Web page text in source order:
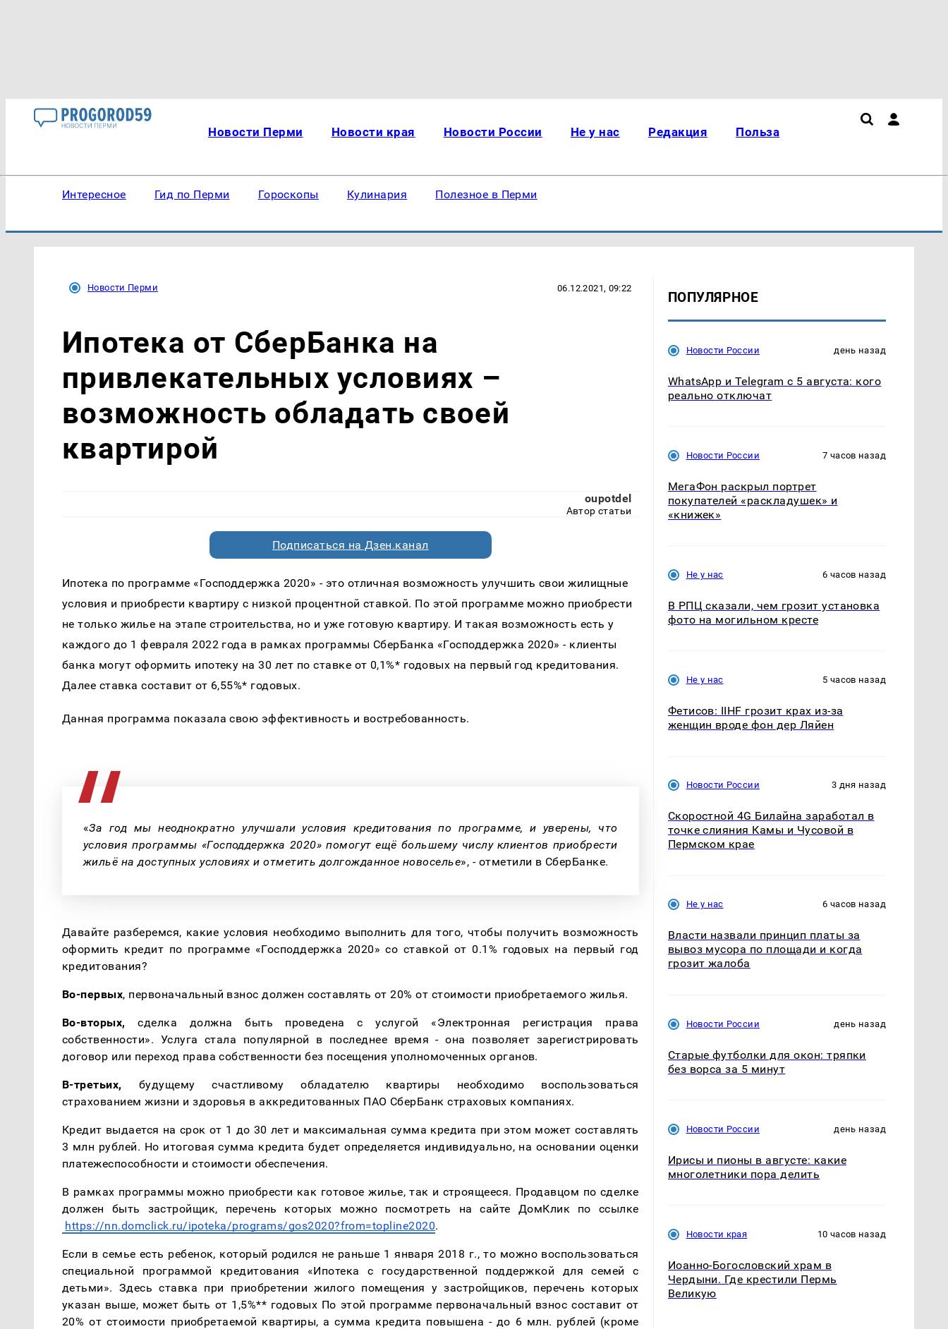
Новости Перми Новости края Новости России Не у нас Редакция Польза
Интересное Гид по Перми Гороскопы Кулинария Полезное в Перми
Новости Перми 06.12.2021, 09:22
Ипотека от СберБанка на
привлекательных условиях –
возможность обладать своей
квартирой
oupotdel
Автор статьи
Подписаться на Дзен.канал
Ипотека по программе «Господдержка 2020» - это отличная возможность улучшить свои жилищные
условия и приобрести квартиру с низкой процентной ставкой. По этой программе можно приобрести
не только жилье на этапе строительства, но и уже готовую квартиру. И такая возможность есть у
каждого до 1 февраля 2022 года в рамках программы СберБанка «Господдержка 2020» - клиенты
банка могут оформить ипотеку на 30 лет по ставке от 0,1%* годовых на первый год кредитования.
Далее ставка составит от 6,55%* годовых.
Данная программа показала свою эффективность и востребованность.
«За год мы неоднократно улучшали условия кредитования по программе, и уверены, что
условия программы «Господдержка 2020» помогут ещё большему числу клиентов приобрести
жильё на доступных условиях и отметить долгожданное новоселье», - отметили в СберБанке.
Давайте разберемся, какие условия необходимо выполнить для того, чтобы получить возможность
оформить кредит по программе «Господдержка 2020» со ставкой от 0.1% годовых на первый год
кредитования?
Во-первых, первоначальный взнос должен составлять от 20% от стоимости приобретаемого жилья.
Во-вторых, сделка должна быть проведена с услугой «Электронная регистрация права
собственности». Услуга стала популярной в последнее время - она позволяет зарегистрировать
договор или переход права собственности без посещения уполномоченных органов.
В-третьих, будущему счастливому обладателю квартиры необходимо воспользоваться
страхованием жизни и здоровья в аккредитованных ПАО СберБанк страховых компаниях.
Кредит выдается на срок от 1 до 30 лет и максимальная сумма кредита при этом может составлять
3 млн рублей. Но итоговая сумма кредита будет определяется индивидуально, на основании оценки
платежеспособности и стоимости обеспечения.
В рамках программы можно приобрести как готовое жилье, так и строящееся. Продавцом по сделке
должен быть застройщик, перечень которых можно посмотреть на сайте ДомКлик по ссылке
https://nn.domclick.ru/ipoteka/programs/gos2020?from=topline2020.
Если в семье есть ребенок, который родился не раньше 1 января 2018 г., то можно воспользоваться
специальной программой кредитования «Ипотека с государственной поддержкой для семей с
детьми». Здесь ставка при приобретении жилого помещения у застройщиков, перечень которых
указан выше, может быть от 1,5%** годовых По этой программе первоначальный взнос составит от
20% от стоимости приобретаемой квартиры, а сумма кредита повышена - до 6 млн. рублей (кроме
ПОПУЛЯРНОЕ
Новости России день назад
WhatsApp и Telegram с 5 августа: кого
реально отключат
Новости России 7 часов назад
МегаФон раскрыл портрет
покупателей «раскладушек» и
«книжек»
Не у нас 6 часов назад
В РПЦ сказали, чем грозит установка
фото на могильном кресте
Не у нас 5 часов назад
Фетисов: IIHF грозит крах из-за
женщин вроде фон дер Ляйен
Новости России 3 дня назад
Скоростной 4G Билайна заработал в
точке слияния Камы и Чусовой в
Пермском крае
Не у нас 6 часов назад
Власти назвали принцип платы за
вывоз мусора по площади и когда
грозит жалоба
Новости России день назад
Старые футболки для окон: тряпки
без ворса за 5 минут
Новости России день назад
Ирисы и пионы в августе: какие
многолетники пора делить
Новости края 10 часов назад
Иоанно-Богословский храм в
Чердыни. Где крестили Пермь
Великую